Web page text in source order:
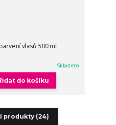
vlasů 500 ml
Skladem
do košíku
produkty (24)